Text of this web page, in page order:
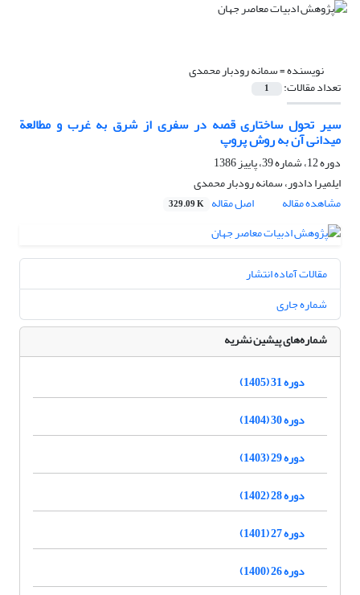
نویسنده =سمانه رودبار محمدی
تعداد مقالات: 1
سیر تحول ساختاری قصه در سفری از شرق به غرب و مطالعة
میدانی آن به روش پروپ
دوره 12، شماره 39، پاییز 1386
ایلمیرا دادور، سمانه رودبار محمدی
مشاهده مقاله
اصل مقاله 329.09 K
مقالات آماده انتشار
شماره جاری
شماره‌های پیشین نشریه
دوره 31 (1405)
دوره 30 (1404)
دوره 29 (1403)
دوره 28 (1402)
دوره 27 (1401)
دوره 26 (1400)